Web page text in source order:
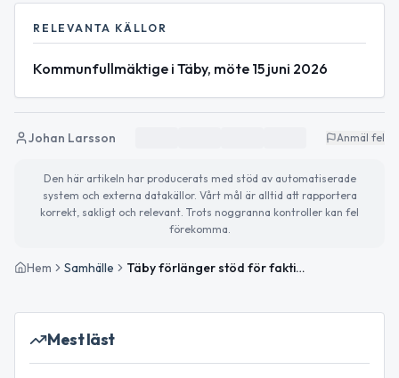
RELEVANTA KÄLLOR
Kommunfullmäktige i Täby, möte 15 juni 2026
Johan Larsson Anmäl fel
Den här artikeln har producerats med stöd av automatiserade
system och externa datakällor. Vårt mål är alltid att rapportera
korrekt, sakligt och relevant. Trots noggranna kontroller kan fel
förekomma.
Hem Samhälle Täby förlänger stöd för faktiska förskolehyror
Mest läst